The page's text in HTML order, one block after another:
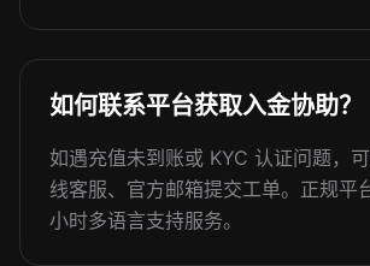
如何联系平台获取入金协助？
如遇充值未到账或 KYC 认证问题，
线客服、官方邮箱提交工单。正规平
小时多语言支持服务。